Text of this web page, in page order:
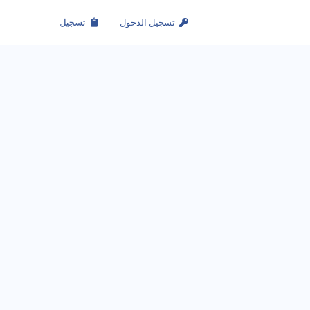
تسجيل الدخول تسجيل